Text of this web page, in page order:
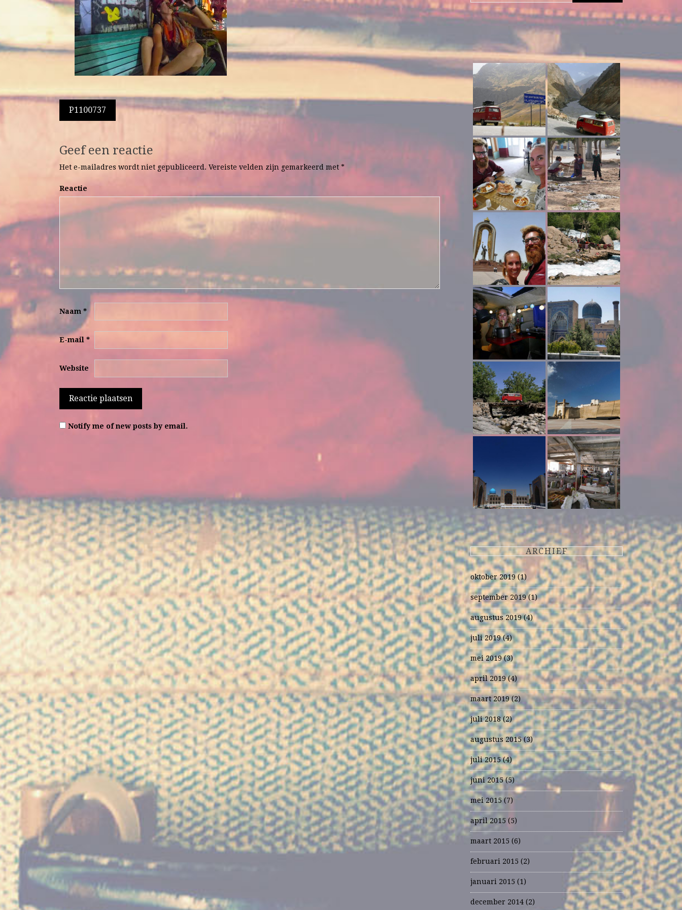
Berichtnavigatie
P1100737
Geef een reactie
Het e-mailadres wordt niet gepubliceerd. Vereiste velden zijn gemarkeerd met *
Reactie
Naam *
E-mail *
Website
Notify me of new posts by email.
ARCHIEF
oktober 2019(1)
september 2019(1)
augustus 2019(4)
juli 2019(4)
mei 2019(3)
april 2019(4)
maart 2019(2)
juli 2018(2)
augustus 2015(3)
juli 2015(4)
juni 2015(5)
mei 2015(7)
april 2015 (5)
maart 2015 (6)
februari 2015 (2)
januari 2015 (1)
december 2014 (2)